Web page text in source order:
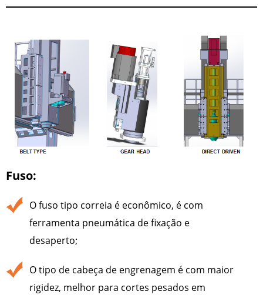
Fuso:
O fuso tipo correia é econômico, é com
ferramenta pneumática de fixação e
desaperto;
O tipo de cabeça de engrenagem é com maior
rigidez, melhor para cortes pesados em